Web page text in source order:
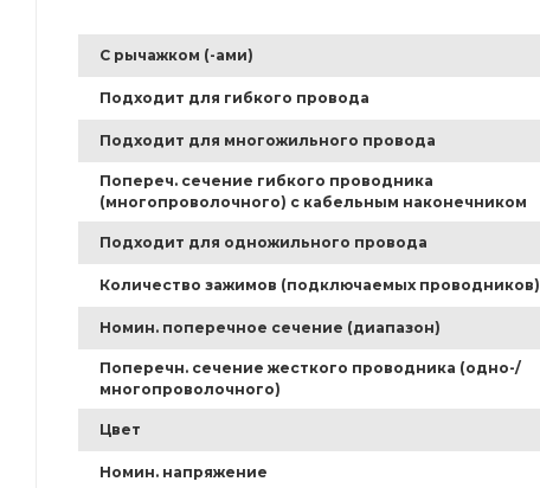
С рычажком (-ами)
Подходит для гибкого провода
Подходит для многожильного провода
Попереч. сечение гибкого проводника
(многопроволочного) с кабельным наконечником
Подходит для одножильного провода
Количество зажимов (подключаемых проводников)
Номин. поперечное сечение (диапазон)
Поперечн. сечение жесткого проводника (одно-/
многопроволочного)
Цвет
Номин. напряжение